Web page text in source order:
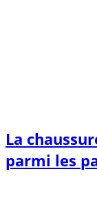
La
parmi les